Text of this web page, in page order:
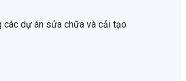
các dự án sửa chữa và cải tạo